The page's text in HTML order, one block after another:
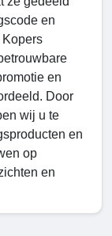
en
en
Door
wij u te
en
op
en